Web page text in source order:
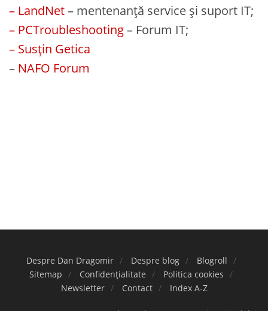
– LandNet– mentenanță service și suport IT;
– PCTroubleshooting– Forum IT;
– Susțin Getica
– NAFO Forum
Despre Dan Dragomir Despre blog
Blogroll
Sitemap
Confidențialitate
Politica cookies
Newsletter
Contact Index A-Z